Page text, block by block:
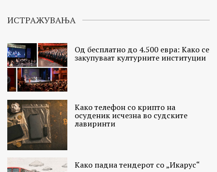
ИСТРАЖУВАЊА
Од бесплатно до 4.500 евра: Како се
закупуваат културните институции
Како телефон со крипто на
осуденик исчезна во судските
лавиринти
Како падна тендерот со „Икарус“